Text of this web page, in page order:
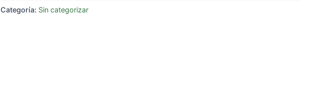
Categoría: Sin categorizar